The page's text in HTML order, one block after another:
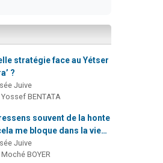
stratégie face au Yétser
?
Juive
Yossef BENTATA
souvent de la honte
me bloque dans la vie…
Juive
Moché BOYER